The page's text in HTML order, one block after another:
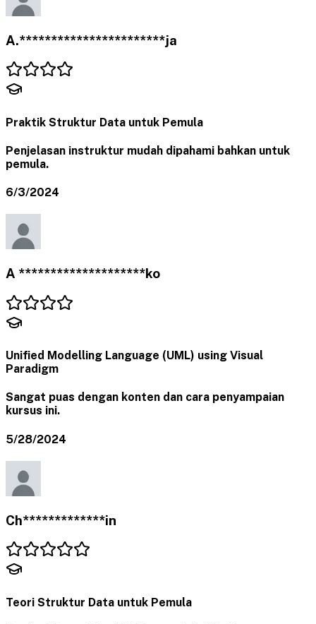
A.***********************ja
Praktik Struktur Data untuk Pemula
Penjelasan instruktur mudah dipahami bahkan untuk
pemula.
6/3/2024
A ********************ko
Unified Modelling Language (UML) using Visual
Paradigm
Sangat puas dengan konten dan cara penyampaian
kursus ini.
5/28/2024
Ch*************in
Teori Struktur Data untuk Pemula